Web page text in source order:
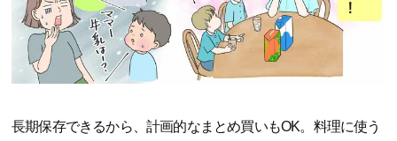
長期保存できるから、計画的なまとめ買いもOK。料理に使う